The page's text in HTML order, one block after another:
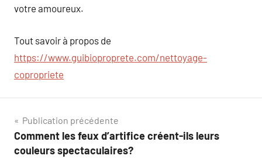
votre amoureux.
Tout savoir à propos de
https://www.guibioproprete.com/nettoyage-
copropriete
Navigation
de
Publication précédente
Comment les feux d’artifice créent-ils leurs
couleurs spectaculaires?